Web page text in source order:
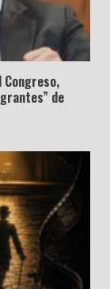
Congreso,
de